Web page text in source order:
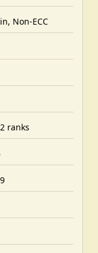
Non-ECC
ranks